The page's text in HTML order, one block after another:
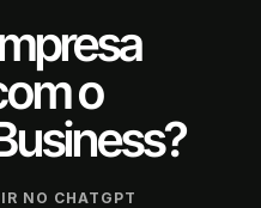
o
NO CHATGPT